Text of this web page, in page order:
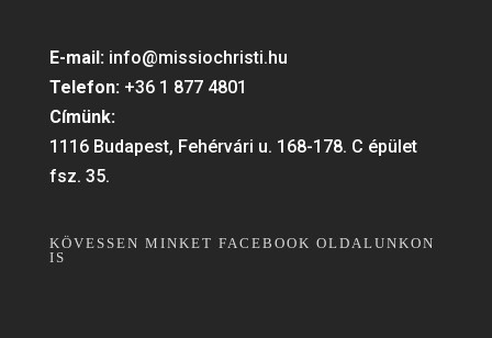
E-mail: info@missiochristi.hu
Telefon: +36 1 877 4801
Címünk:
1116 Budapest, Fehérvári u. 168-178. C épület
fsz. 35.
KÖVESSEN MINKET FACEBOOK OLDALUNKON
IS